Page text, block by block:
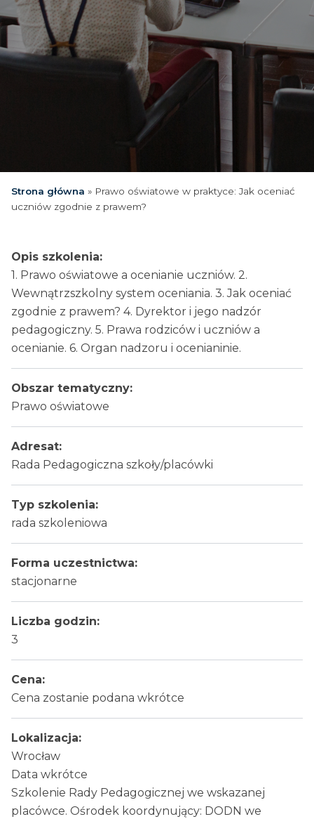
Strona główna » Prawo oświatowe w praktyce: Jak oceniać
uczniów zgodnie z prawem?
Opis szkolenia:
1. Prawo oświatowe a ocenianie uczniów. 2.
Wewnątrzszkolny system oceniania. 3. Jak oceniać
zgodnie z prawem? 4. Dyrektor i jego nadzór
pedagogiczny. 5. Prawa rodziców i uczniów a
ocenianie. 6. Organ nadzoru i ocenianinie.
Obszar tematyczny:
Prawo oświatowe
Adresat:
Rada Pedagogiczna szkoły/placówki
Typ szkolenia:
rada szkoleniowa
Forma uczestnictwa:
stacjonarne
Liczba godzin:
3
Cena:
Cena zostanie podana wkrótce
Lokalizacja:
Wrocław
Data wkrótce
Szkolenie Rady Pedagogicznej we wskazanej
placówce. Ośrodek koordynujący: DODN we